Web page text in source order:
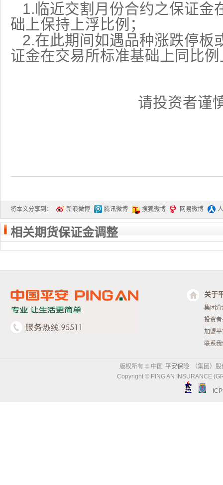
1.临近交割月份合约之保证金
础上保持上浮比例；
2.在此期间如遇品种涨跌停板
证金在交易所标准基础上同比
请投资者谨
将本文分享到： 新浪微博 腾讯微博 搜狐微博 网易微博
相关期货保证金调整
关于
集团
投资
加盟
联系
版权所有 © 中国 平安保险
（集团）
Copyright © PING AN INSURANCE